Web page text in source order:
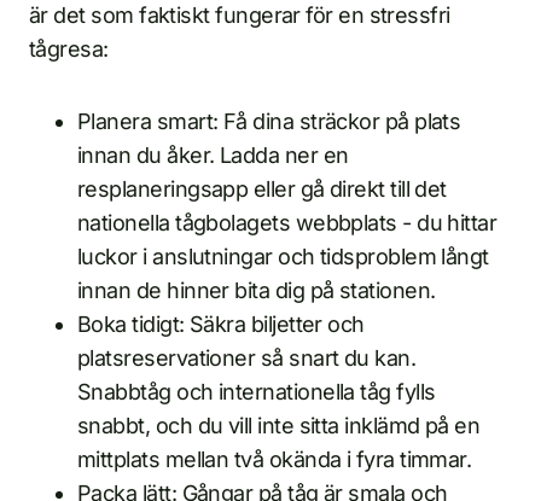
är det som faktiskt fungerar för en stressfri
tågresa:
Planera smart: Få dina sträckor på plats
innan du åker. Ladda ner en
resplaneringsapp eller gå direkt till det
nationella tågbolagets webbplats - du hittar
luckor i anslutningar och tidsproblem långt
innan de hinner bita dig på stationen.
Boka tidigt: Säkra biljetter och
platsreservationer så snart du kan.
Snabbtåg och internationella tåg fylls
snabbt, och du vill inte sitta inklämd på en
mittplats mellan två okända i fyra timmar.
Packa lätt: Gångar på tåg är smala och